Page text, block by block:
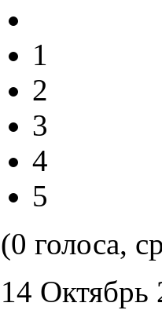
1
2
3
4
5
(0 голоса,
14 Октябрь